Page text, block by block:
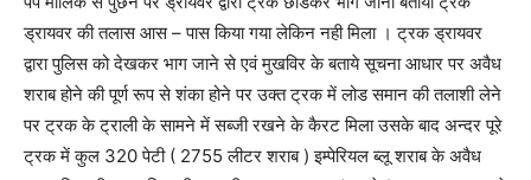
ड्रायवर की तलास आस – पास किया गया लेकिन नही मिला । ट्रक ड्रायवर
द्वारा पुलिस को देखकर भाग जाने से एवं मुखविर के बताये सूचना आधार पर अवैध
शराब होने की पूर्ण रूप से शंका होने पर उक्त ट्रक में लोड समान की तलाशी लेने
पर ट्रक के ट्राली के सामने में सब्जी रखने के कैरट मिला उसके बाद अन्दर पूरे
ट्रक में कुल 320 पेटी ( 2755 लीटर शराब ) इम्पेरियल ब्लू शराब के अवैध